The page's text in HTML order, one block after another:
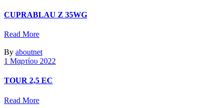
CUPRABLAU Z 35WG
Read More
By aboutnet
1 Μαρτίου 2022
TOUR 2,5 EC
Read More